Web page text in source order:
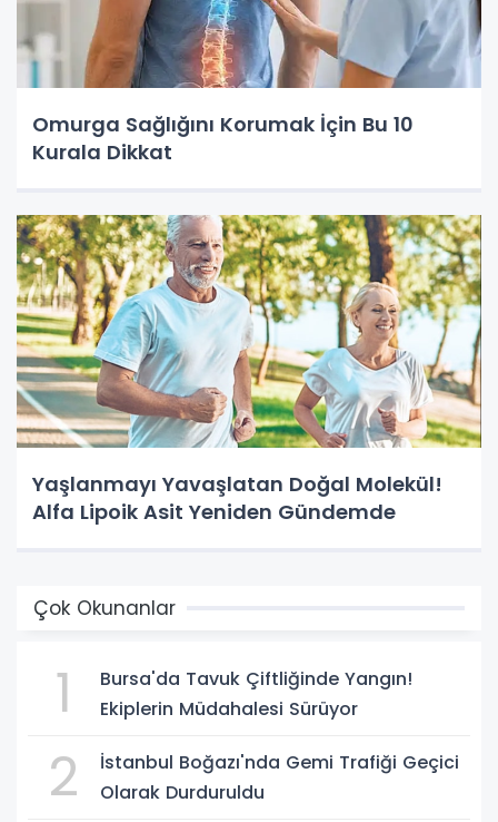
Omurga Sağlığını Korumak İçin Bu 10
Kurala Dikkat
Yaşlanmayı Yavaşlatan Doğal Molekül!
Alfa Lipoik Asit Yeniden Gündemde
Çok Okunanlar
1
Bursa'da Tavuk Çiftliğinde Yangın!
Ekiplerin Müdahalesi Sürüyor
2
İstanbul Boğazı'nda Gemi Trafiği Geçici
Olarak Durduruldu